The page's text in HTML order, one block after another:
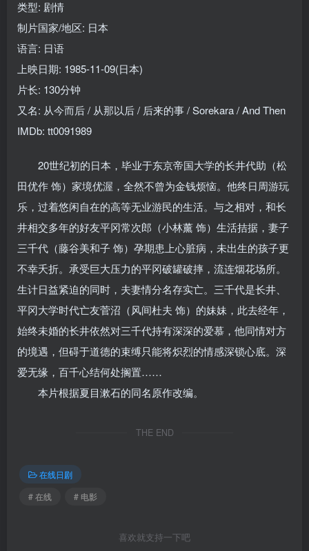
类型: 剧情
制片国家/地区: 日本
语言: 日语
上映日期: 1985-11-09(日本)
片长: 130分钟
又名: 从今而后 / 从那以后 / 后来的事 / Sorekara / And Then
IMDb: tt0091989
20世纪初的日本，毕业于东京帝国大学的长井代助（松
田优作 饰）家境优渥，全然不曾为金钱烦恼。他终日周游玩
乐，过着悠闲自在的高等无业游民的生活。与之相对，和长
井相交多年的好友平冈常次郎（小林薰 饰）生活拮据，妻子
三千代（藤谷美和子 饰）孕期患上心脏病，未出生的孩子更
不幸夭折。承受巨大压力的平冈破罐破摔，流连烟花场所。
生计日益紧迫的同时，夫妻情分名存实亡。三千代是长井、
平冈大学时代亡友菅沼（风间杜夫 饰）的妹妹，此去经年，
始终未婚的长井依然对三千代持有深深的爱慕，他同情对方
的境遇，但碍于道德的束缚只能将炽烈的情感深锁心底。深
爱无缘，百千心结何处搁置……
本片根据夏目漱石的同名原作改编。
THE END
在线日剧
# 在线
# 电影
喜欢就支持一下吧